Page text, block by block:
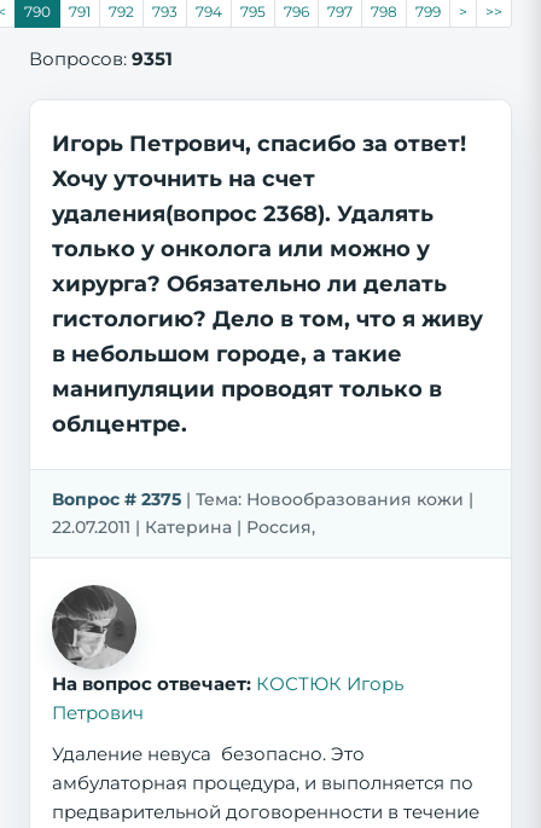
790 791 792 793 794 795 796 797 798 799 > >>
Вопросов: 9351
Игорь Петрович, спасибо за ответ!
Хочу уточнить на счет
удаления(вопрос 2368). Удалять
только у онколога или можно у
хирурга? Обязательно ли делать
гистологию? Дело в том, что я живу
в небольшом городе, а такие
манипуляции проводят только в
облцентре.
Вопрос # 2375 | Тема: Новообразования кожи |
22.07.2011 | Катерина | Россия,
На вопрос отвечает: КОСТЮК Игорь
Петрович
Удаление невуса безопасно. Это
амбулаторная процедура, и выполняется по
предварительной договоренности в течение